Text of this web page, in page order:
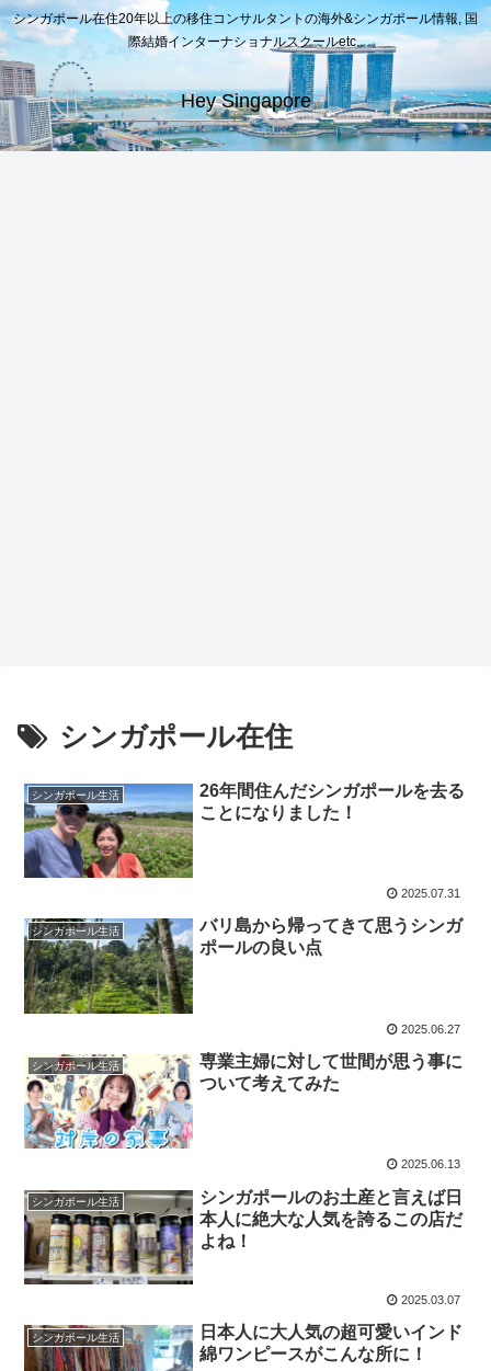
シンガポール在住20年以上の移住コンサルタントの海外&シンガポール情報, 国
際結婚インターナショナルスクールetc..
Hey Singapore
シンガポール在住
シンガポール生活
26年間住んだシンガポールを去る
ことになりました！
2025.07.31
シンガポール生活
バリ島から帰ってきて思うシンガ
ポールの良い点
2025.06.27
シンガポール生活
専業主婦に対して世間が思う事に
ついて考えてみた
2025.06.13
シンガポール生活
シンガポールのお土産と言えば日
本人に絶大な人気を誇るこの店だ
よね！
2025.03.07
シンガポール生活
日本人に大人気の超可愛いインド
綿ワンピースがこんな所に！